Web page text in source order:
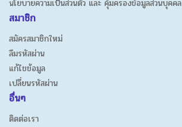
นโยบายความเป็นส่วนตัว และ คุ้มครองข้อมูลส่วนบุคคล
สมาชิก
สมัครสมาชิกใหม่
ลืมรหัสผ่าน
แก้ไขข้อมูล
เปลี่ยนรหัสผ่าน
อื่นๆ
ติดต่อเรา